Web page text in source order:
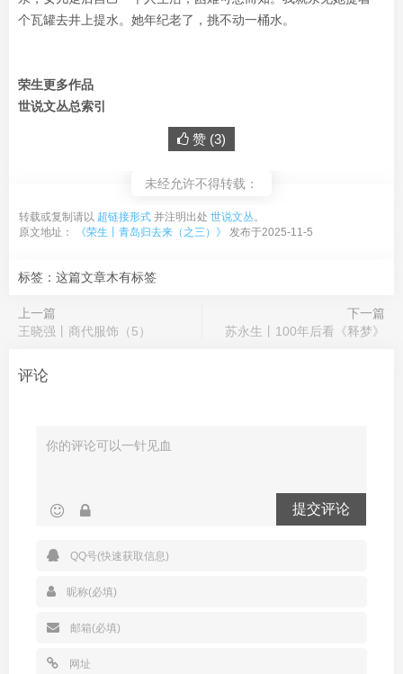
个瓦罐去井上提水。她年纪老了，挑不动一桶水。
荣生更多作品
世说文丛总索引
赞 (3)
未经允许不得转载：
转载或复制请以 超链接形式 并注明出处 世说文丛。
原文地址：
《荣生丨青岛归去来（之三）》 发布于2025-11-5
标签：这篇文章木有标签
上一篇
王晓强丨商代服饰（5）
下一篇
苏永生丨100年后看《释梦》
评论
提交评论